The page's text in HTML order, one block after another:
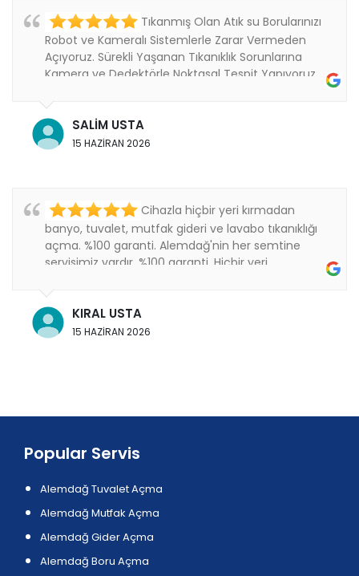
Tıkanmış Olan Atık su Borularınızı
Robot ve Kameralı Sistemlerle Zarar Vermeden
Açıyoruz. Sürekli Yaşanan Tıkanıklık Sorunlarına
Kamera ve Dedektörle Noktasal Tespit Yapıyoruz.
SALİM USTA
15 HAZİRAN 2026
Cihazla hiçbir yeri kırmadan
banyo, tuvalet, mutfak gideri ve lavabo tıkanıklığı
açma. %100 garanti. Alemdağ'nin her semtine
servisimiz vardır. %100 garanti. Hiçbir yeri
KIRAL USTA
15 HAZİRAN 2026
Popular Servis
Alemdağ Tuvalet Açma
Alemdağ Mutfak Açma
Alemdağ Gider Açma
Alemdağ Boru Açma